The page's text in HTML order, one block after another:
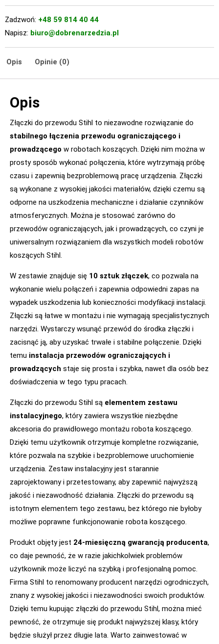
Zadzwoń: +48 59 814 40 44
Napisz: biuro@dobrenarzedzia.pl
Opis Opinie (0)
Opis
Złączki do przewodu Stihl to niezawodne rozwiązanie do
stabilnego łączenia przewodu ograniczającego i
prowadzącego w robotach koszących. Dzięki nim można w
prosty sposób wykonać połączenia, które wytrzymają próbę
czasu i zapewnią bezproblemową pracę urządzenia. Złączki
są wykonane z wysokiej jakości materiałów, dzięki czemu są
odporne na uszkodzenia mechaniczne i działanie czynników
atmosferycznych. Można je stosować zarówno do
przewodów ograniczających, jak i prowadzących, co czyni je
uniwersalnym rozwiązaniem dla wszystkich modeli robotów
koszących Stihl.
W zestawie znajduje się 10 sztuk złączek, co pozwala na
wykonanie wielu połączeń i zapewnia odpowiedni zapas na
wypadek uszkodzenia lub konieczności modyfikacji instalacji.
Złączki są łatwe w montażu i nie wymagają specjalistycznych
narzędzi. Wystarczy wsunąć przewód do środka złączki i
zacisnąć ją, aby uzyskać trwałe i stabilne połączenie. Dzięki
temu instalacja przewodów ograniczających i
prowadzących staje się prosta i szybka, nawet dla osób bez
doświadczenia w tego typu pracach.
Złączki do przewodu Stihl są elementem zestawu
instalacyjnego, który zawiera wszystkie niezbędne
akcesoria do prawidłowego montażu robota koszącego.
Dzięki temu użytkownik otrzymuje kompletne rozwiązanie,
które pozwala na szybkie i bezproblemowe uruchomienie
urządzenia. Zestaw instalacyjny jest starannie
zaprojektowany i przetestowany, aby zapewnić najwyższą
jakość i niezawodność działania. Złączki do przewodu są
istotnym elementem tego zestawu, bez którego nie byłoby
możliwe poprawne funkcjonowanie robota koszącego.
Produkt objęty jest 24-miesięczną gwarancją producenta,
co daje pewność, że w razie jakichkolwiek problemów
użytkownik może liczyć na szybką i profesjonalną pomoc.
Firma Stihl to renomowany producent narzędzi ogrodniczych,
znany z wysokiej jakości i niezawodności swoich produktów.
Dzięki temu kupując złączki do przewodu Stihl, można mieć
pewność, że otrzymuje się produkt najwyższej klasy, który
będzie służył przez długie lata. Warto zainwestować w